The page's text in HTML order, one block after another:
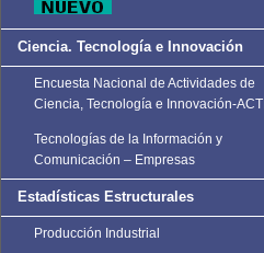
Ciencia. Tecnología e Innovación
Encuesta Nacional de Actividades de
Ciencia, Tecnología e Innovación-ACTI
Tecnologías de la Información y
Comunicación – Empresas
Estadísticas Estructurales
Producción Industrial